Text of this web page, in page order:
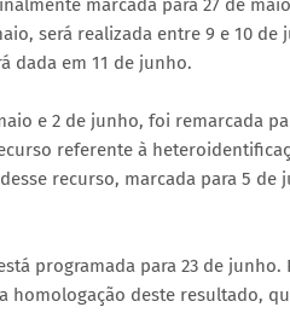
marcada para 27 de
será realizada entre 9 e 10
dada em 11 de junho.
e 2 de junho, foi remarcada
referente à
recurso, marcada para 5 de
programada para 23 de
deste resultado,